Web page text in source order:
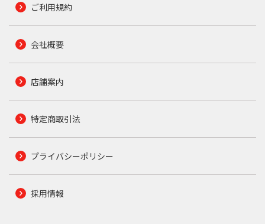
ご利用規約
会社概要
店舗案内
特定商取引法
プライバシーポリシー
採用情報